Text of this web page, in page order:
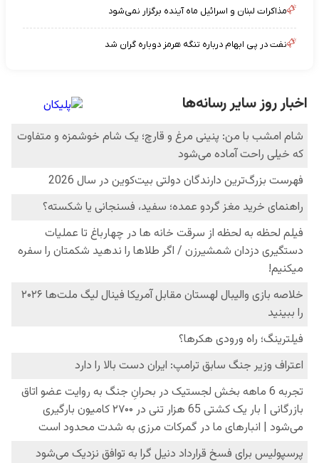
مذاکرات لبنان و اسرائیل ماه آینده برگزار نمی‌شود
نفت در پی ابهام درباره تنگه هرمز دوباره گران شد